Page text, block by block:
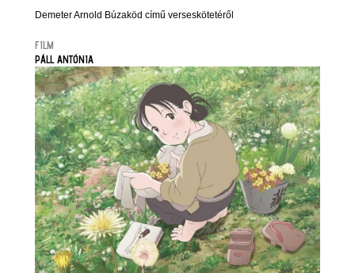
Demeter Arnold Búzaköd című verseskötetéről
FILM
PÁLL ANTÓNIA